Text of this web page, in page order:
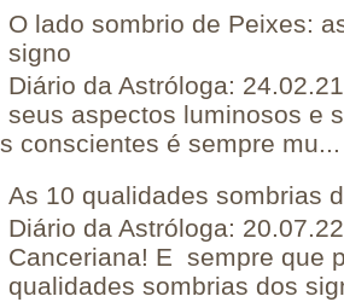
O lado sombrio de Peixes:
signo
Diário da Astróloga:
seus aspectos luminosos e
conscientes é sempre mu...
As 10 qualidades sombrias
Diário da Astróloga:
Canceriana! E sempre que
qualidades sombrias dos